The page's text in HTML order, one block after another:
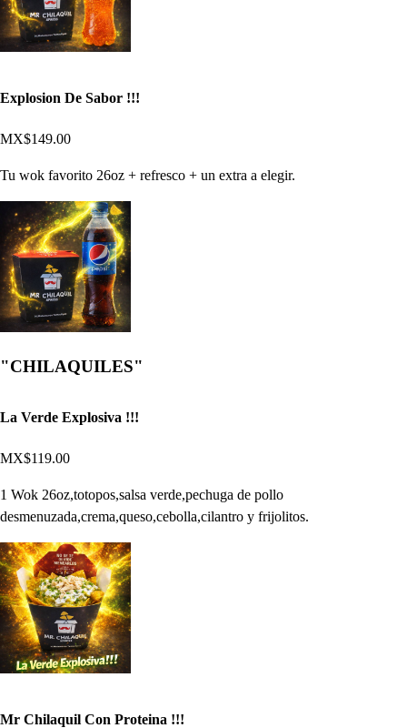
Explosion De Sabor !!!
MX$149.00
Tu wok favorito 26oz + refresco + un extra a elegir.
"CHILAQUILES"
La Verde Explosiva !!!
MX$119.00
1 Wok 26oz,totopos,salsa verde,pechuga de pollo
desmenuzada,crema,queso,cebolla,cilantro y frijolitos.
Mr Chilaquil Con Proteina !!!